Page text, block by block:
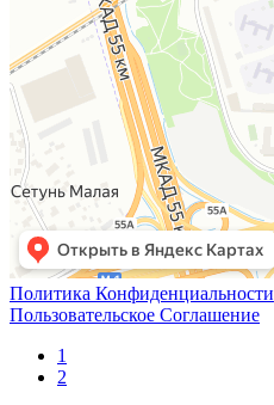
Политика Конфиденциальности
Пользовательское Соглашение
1
2